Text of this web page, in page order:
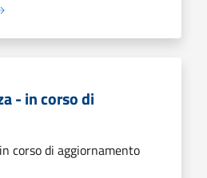
- in corso di
corso di aggiornamento